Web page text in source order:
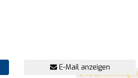
4.8 (20 Bewertungen)
E-Mail anzeigen